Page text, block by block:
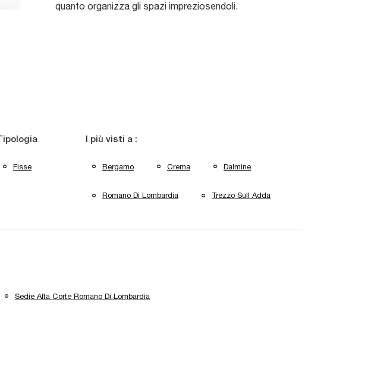
quanto organizza gli spazi impreziosendoli.
Tipologia
Fisse
I più visti a :
Bergamo Crema Dalmine
Romano Di Lombardia Trezzo Sull Adda
Sedie Alta Corte Romano Di Lombardia